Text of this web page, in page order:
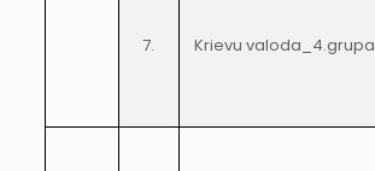
7. Krievu valoda_4.grupa